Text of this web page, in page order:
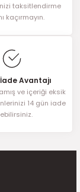
taksitlendirme
kaçırmayın.
Avantajı
ve içeriği eksik
14 gün iade